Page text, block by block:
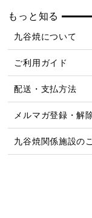
もっと知る
九谷焼について
ご利用ガイド
配送・支払方法
メルマガ登録・解
九谷焼関係施設の